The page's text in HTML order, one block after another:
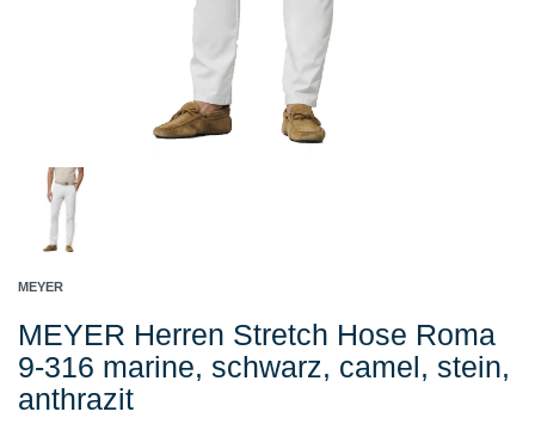
MEYER
MEYER Herren Stretch Hose Roma
9-316 marine, schwarz, camel, stein,
anthrazit